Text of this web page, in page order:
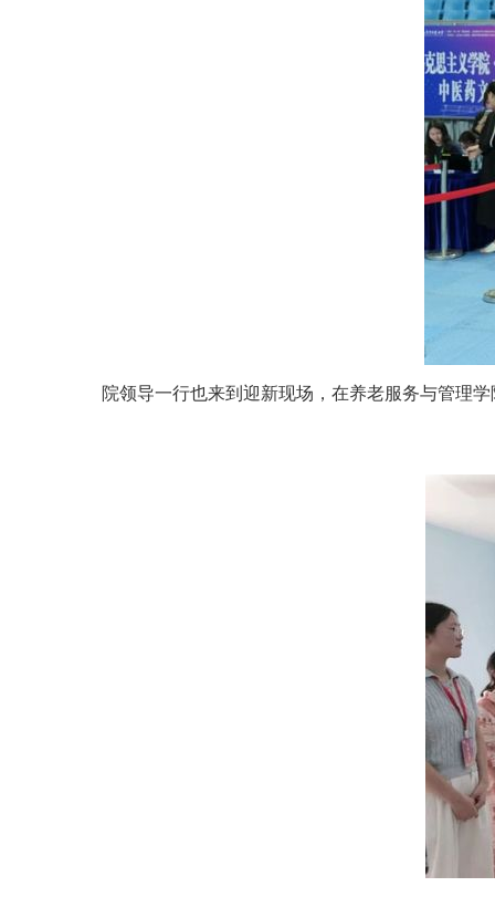
院领导一行也来到迎新现场，在养老服务与管理